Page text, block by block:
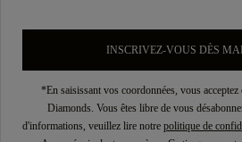
INSCRIVEZ-VOUS DÈS
*En saisissant vos coordonnées, vous
Diamonds. Vous êtes libre de vous
d'informations, veuillez lire notre politique de